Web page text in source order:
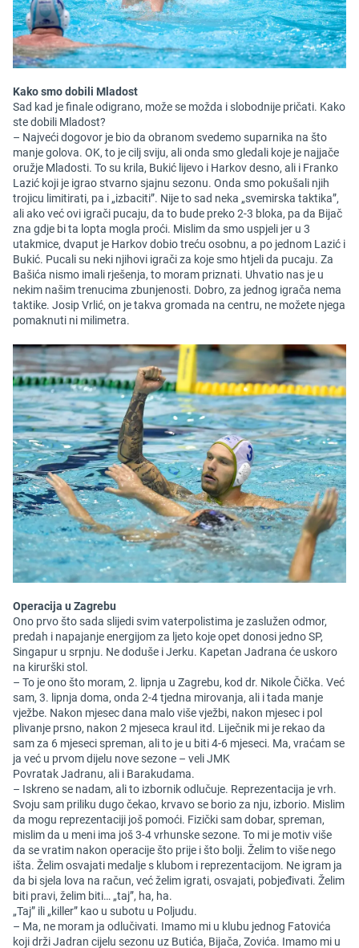
Kako smo dobili Mladost
Sad kad je finale odigrano, može se možda i slobodnije pričati. Kako
ste dobili Mladost?
– Najveći dogovor je bio da obranom svedemo suparnika na što
manje golova. OK, to je cilj sviju, ali onda smo gledali koje je najjače
oružje Mladosti. To su krila, Bukić lijevo i Harkov desno, ali i Franko
Lazić koji je igrao stvarno sjajnu sezonu. Onda smo pokušali njih
trojicu limitirati, pa i „izbaciti”. Nije to sad neka „svemirska taktika”,
ali ako već ovi igrači pucaju, da to bude preko 2-3 bloka, pa da Bijač
zna gdje bi ta lopta mogla proći. Mislim da smo uspjeli jer u 3
utakmice, dvaput je Harkov dobio treću osobnu, a po jednom Lazić i
Bukić. Pucali su neki njihovi igrači za koje smo htjeli da pucaju. Za
Bašića nismo imali rješenja, to moram priznati. Uhvatio nas je u
nekim našim trenucima zbunjenosti. Dobro, za jednog igrača nema
taktike. Josip Vrlić, on je takva gromada na centru, ne možete njega
pomaknuti ni milimetra.
Operacija u Zagrebu
Ono prvo što sada slijedi svim vaterpolistima je zaslužen odmor,
predah i napajanje energijom za ljeto koje opet donosi jedno SP,
Singapur u srpnju. Ne doduše i Jerku. Kapetan Jadrana će uskoro
na kirurški stol.
– To je ono što moram, 2. lipnja u Zagrebu, kod dr. Nikole Čička. Već
sam, 3. lipnja doma, onda 2-4 tjedna mirovanja, ali i tada manje
vježbe. Nakon mjesec dana malo više vježbi, nakon mjesec i pol
plivanje prsno, nakon 2 mjeseca kraul itd. Liječnik mi je rekao da
sam za 6 mjeseci spreman, ali to je u biti 4-6 mjeseci. Ma, vraćam se
ja već u prvom dijelu nove sezone – veli JMK
Povratak Jadranu, ali i Barakudama.
– Iskreno se nadam, ali to izbornik odlučuje. Reprezentacija je vrh.
Svoju sam priliku dugo čekao, krvavo se borio za nju, izborio. Mislim
da mogu reprezentaciji još pomoći. Fizički sam dobar, spreman,
mislim da u meni ima još 3-4 vrhunske sezone. To mi je motiv više
da se vratim nakon operacije što prije i što bolji. Želim to više nego
išta. Želim osvajati medalje s klubom i reprezentacijom. Ne igram ja
da bi sjela lova na račun, već želim igrati, osvajati, pobjeđivati. Želim
biti pravi, želim biti… „taj”, ha, ha.
„Taj” ili „killer” kao u subotu u Poljudu.
– Ma, ne moram ja odlučivati. Imamo mi u klubu jednog Fatovića
koji drži Jadran cijelu sezonu uz Butića, Bijača, Zovića. Imamo mi u